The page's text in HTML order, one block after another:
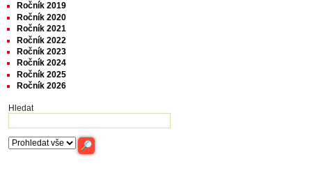
Ročník 2019
Ročník 2020
Ročník 2021
Ročník 2022
Ročník 2023
Ročník 2024
Ročník 2025
Ročník 2026
Hledat